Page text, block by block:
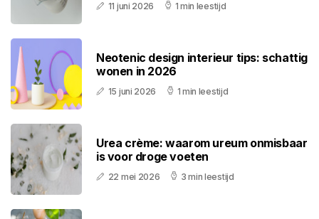
11 juni 2026 1 min leestijd
Neotenic design interieur tips: schattig
wonen in 2026
15 juni 2026 1 min leestijd
Urea crème: waarom ureum onmisbaar
is voor droge voeten
22 mei 2026 3 min leestijd